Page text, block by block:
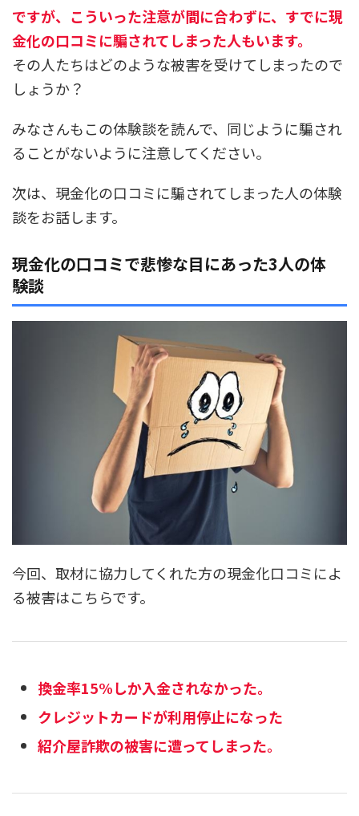
ですが、こういった注意が間に合わずに、すでに現
金化の口コミに騙されてしまった人もいます。
その人たちはどのような被害を受けてしまったので
しょうか？
みなさんもこの体験談を読んで、同じように騙され
ることがないように注意してください。
次は、現金化の口コミに騙されてしまった人の体験
談をお話します。
現金化の口コミで悲惨な目にあった3人の体
験談
今回、取材に協力してくれた方の現金化口コミによ
る被害はこちらです。
換金率15%しか入金されなかった。
クレジットカードが利用停止になった
紹介屋詐欺の被害に遭ってしまった。